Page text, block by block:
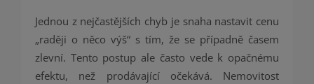
Jednou z nejčastějších chyb je snaha nastavit cenu
„raději o něco výš“ s tím, že se případně časem
zlevní. Tento postup ale často vede k opačnému
efektu, než prodávající očekává. Nemovitost